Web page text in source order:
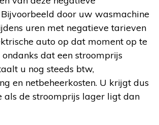
door uw wasmachine
uren met negatieve tarieven
auto op dat moment op te
dat een stroomprijs
u nog steeds btw,
en netbeheerkosten. U krijgt dus
als de stroomprijs lager ligt dan